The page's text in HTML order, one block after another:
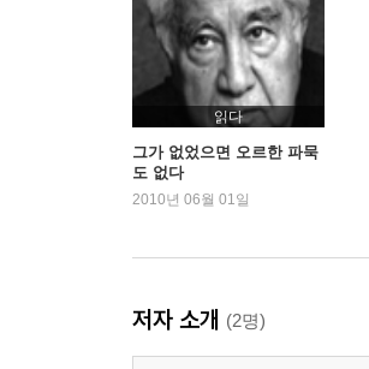
읽다
그가 없었으면 오르한 파묵
도 없다
2010년 06월 01일
저자 소개 (2명)